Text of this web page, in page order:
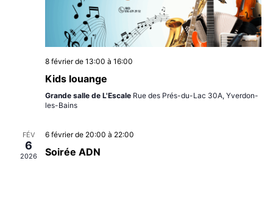
8 février de 13:00 à 16:00
Kids louange
Grande salle de L'Escale Rue des Prés-du-Lac 30A, Yverdon-
les-Bains
FÉV
6
2026
6 février de 20:00 à 22:00
Soirée ADN